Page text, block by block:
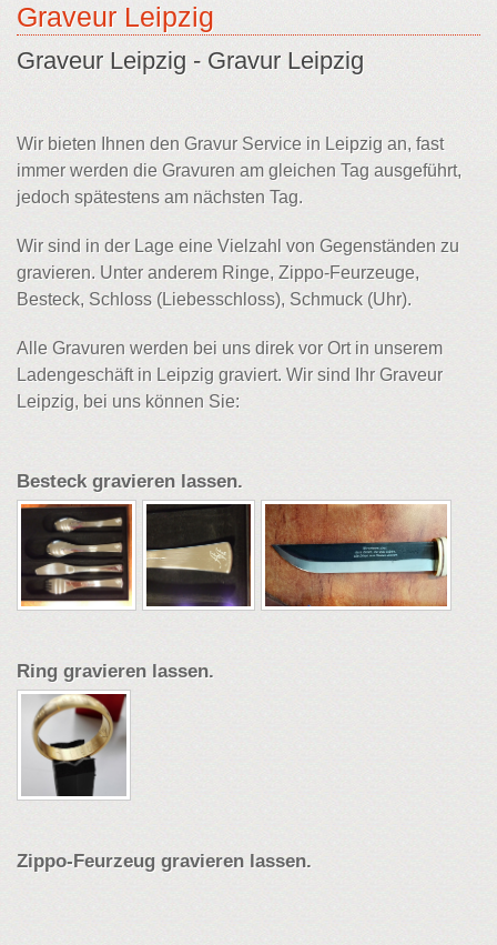
Graveur Leipzig
Graveur Leipzig - Gravur Leipzig
Wir bieten Ihnen den Gravur Service in Leipzig an, fast
immer werden die Gravuren am gleichen Tag ausgeführt,
jedoch spätestens am nächsten Tag.
Wir sind in der Lage eine Vielzahl von Gegenständen zu
gravieren. Unter anderem Ringe, Zippo-Feurzeuge,
Besteck, Schloss (Liebesschloss), Schmuck (Uhr).
Alle Gravuren werden bei uns direk vor Ort in unserem
Ladengeschäft in Leipzig graviert. Wir sind Ihr Graveur
Leipzig, bei uns können Sie:
Besteck gravieren lassen.
Ring gravieren lassen.
Zippo-Feurzeug gravieren lassen.